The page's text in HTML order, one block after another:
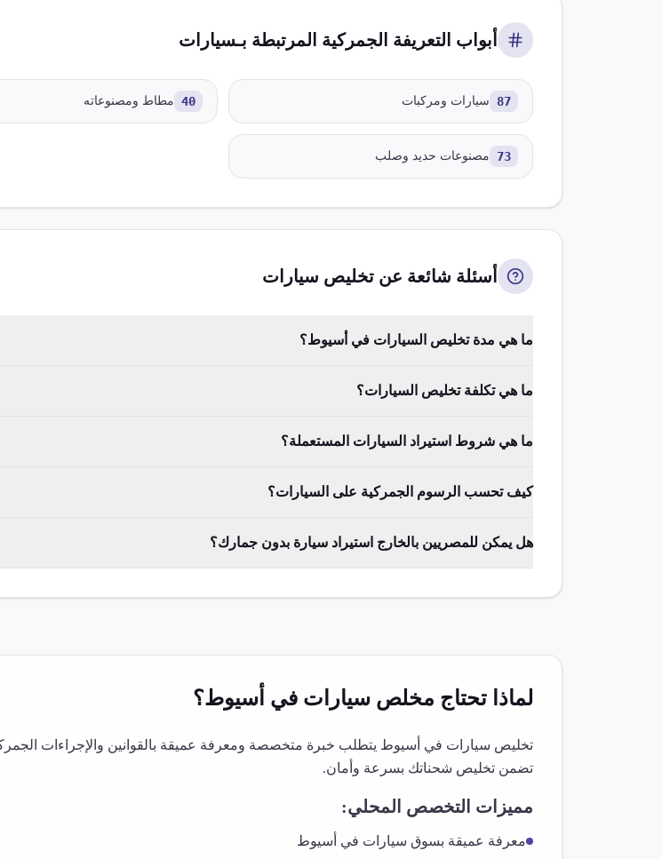
أبواب التعريفة الجمركية المرتبطة بـسيارات
87 سيارات ومركبات 40 مطاط ومصنوعاته
73 مصنوعات حديد وصلب
أسئلة شائعة عن تخليص سيارات
ما هي مدة تخليص السيارات في أسيوط؟
ما هي تكلفة تخليص السيارات؟
ما هي شروط استيراد السيارات المستعملة؟
كيف تحسب الرسوم الجمركية على السيارات؟
هل يمكن للمصريين بالخارج استيراد سيارة بدون جمارك؟
لماذا تحتاج مخلص سيارات في أسيوط؟
تخليص سيارات في أسيوط يتطلب خبرة متخصصة ومعرفة عميقة بالقوانين والإجراءات
تضمن تخليص شحناتك بسرعة وأمان.
مميزات التخصص المحلي:
معرفة عميقة بسوق سيارات في أسيوط